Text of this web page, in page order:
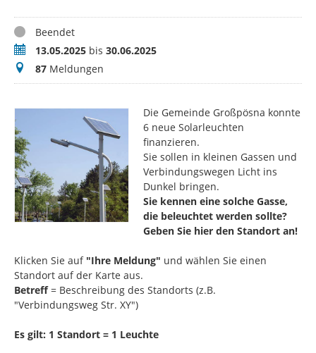
StatusBeendet
Zeitraum13.05.2025 bis 30.06.2025
Meldungen
87 Meldungen
Die Gemeinde Großpösna konnte
6 neue Solarleuchten
finanzieren.
Sie sollen in kleinen Gassen und
Verbindungswegen Licht ins
Dunkel bringen.
Sie kennen eine solche Gasse,
die beleuchtet werden sollte?
Geben Sie hier den Standort an!
Klicken Sie auf "Ihre Meldung" und wählen Sie einen
Standort auf der Karte aus.
Betreff= Beschreibung des Standorts (z.B.
"Verbindungsweg Str. XY")
Es gilt: 1 Standort = 1 Leuchte